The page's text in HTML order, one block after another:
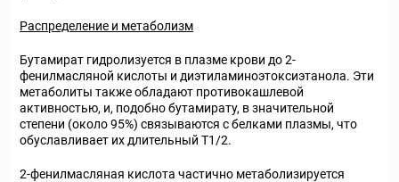
Распределение и метаболизм
Бутамират гидролизуется в плазме крови до 2-
фенилмасляной кислоты и диэтиламиноэтоксиэтанола. Эти
метаболиты также обладают противокашлевой
активностью, и, подобно бутамирату, в значительной
степени (около 95%) связываются с белками плазмы, что
обуславливает их длительный T1/2.
2-фенилмасляная кислота частично метаболизируется